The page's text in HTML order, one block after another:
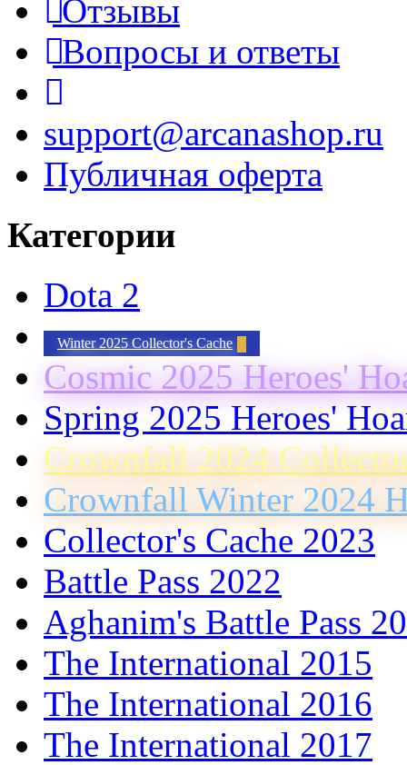
Отзывы
Вопросы и ответы
support@arcanashop.ru
Публичная оферта
Категории
Dota 2
Winter 2025 Collector's Cache
Cosmic 2025 Heroes'
Spring 2025 Heroes'
Crownfall 2024
Crownfall Winter 2024
Collector's Cache 2023
Battle Pass 2022
Aghanim's Battle Pass
The International 2015
The International 2016
The International 2017